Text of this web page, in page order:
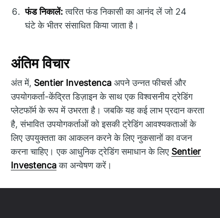
फंड निकालें:त्वरित फंड निकासी का आनंद लें जो 24
घंटे के भीतर संसाधित किया जाता है।
अंतिम विचार
अंत में, Sentier Investenca अपने उन्नत फीचर्स और
उपयोगकर्ता-केंद्रित डिज़ाइन के साथ एक विश्वसनीय ट्रेडिंग
प्लेटफॉर्म के रूप में उभरता है। जबकि यह कई लाभ प्रदान करता
है, संभावित उपयोगकर्ताओं को इसकी ट्रेडिंग आवश्यकताओं के
लिए उपयुक्तता का आकलन करने के लिए नुकसानों का वजन
करना चाहिए। एक आधुनिक ट्रेडिंग समाधान के लिए Sentier
Investencaका अन्वेषण करें।